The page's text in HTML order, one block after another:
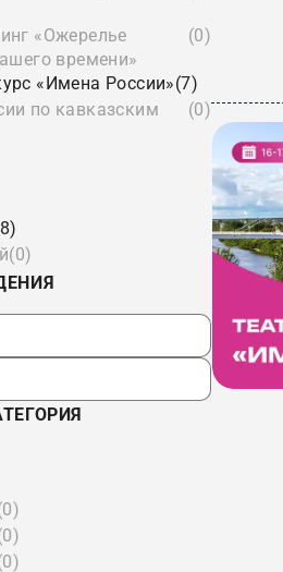
«Ожерелье
времени»
(0)
«Имена России»(7)
по кавказским
(0)
(0)